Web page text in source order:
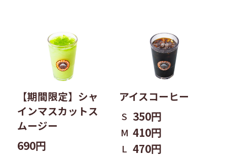
【期間限定】シャ
インマスカットス
ムージー
690円
アイスコーヒー
S 350円
M 410円
L 470円